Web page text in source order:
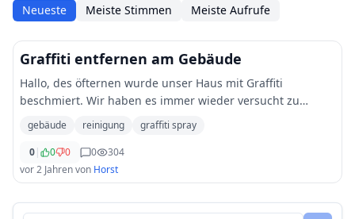
Neueste Meiste Stimmen Meiste Aufrufe
Graffiti entfernen am Gebäude
Hallo, des öfternen wurde unser Haus mit Graffiti
beschmiert. Wir haben es immer wieder versucht zu
überstreichen, aber das ist auf Dauer einfach keine
Lösung. Daher meine Frage, da es immer mehr wir
gebäude reinigung
graffiti spray
0| 0 0 0
304
vor 2 Jahrenvon Horst